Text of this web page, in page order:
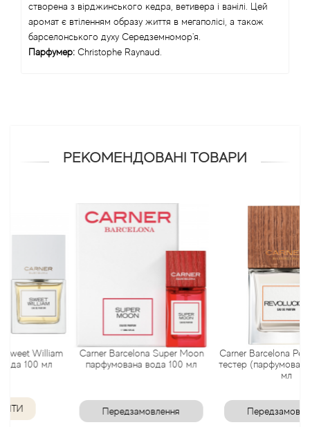
створена з вірджинського кедра, ветивера і ванілі. Цей
аромат є втіленням образу життя в мегаполісі, а також
барселонського духу Середземномор'я.
Парфумер: Christophe Raynaud.
РЕКОМЕНДОВАНІ ТОВАРИ
William
мл
Carner Barcelona Super Moon
парфумована вода 100 мл
Передзамовлення
Carner Barcelona
тестер (парфумована вода)
Передзамовлення
Annick Goutal
Antonia's Flowers
Antonio Visconti
Arabesque Perfumes
Aramis
Ariana Grande
Armaf
Armand Basi